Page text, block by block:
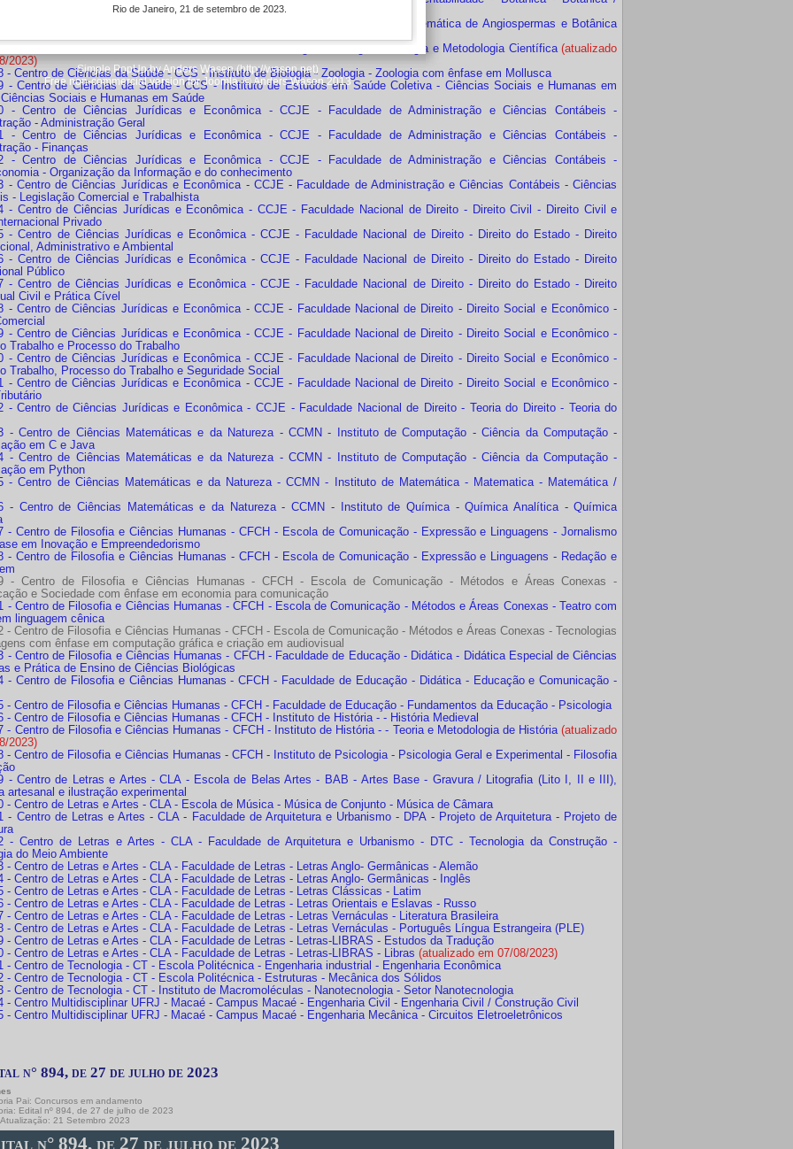
e Taxonomia de Fanerógamas e Micologia
- Centro de Ciências da Saúde - CCS - Instituto de Biologia - Botânica - Sistemática de Angiospermas e Botânica
- Centro de Ciências da Saúde - CCS - Instituto de Biologia - Ecologia - Ecologia e Metodologia Científica (atualizado
2023)
- Centro de Ciências da Saúde - CCS - Instituto de Biologia - Zoologia - Zoologia com ênfase em Mollusca
- Centro de Ciências da Saúde - CCS - Instituto de Estudos em Saúde Coletiva - Ciências Sociais e Humanas em
Sociais e Humanas em Saúde
- Centro de Ciências Jurídicas e Econômica - CCJE - Faculdade de Administração e Ciências Contábeis -
- Administração Geral
- Centro de Ciências Jurídicas e Econômica - CCJE - Faculdade de Administração e Ciências Contábeis -
- Finanças
- Centro de Ciências Jurídicas e Econômica - CCJE - Faculdade de Administração e Ciências Contábeis -
- Organização da Informação e do conhecimento
- Centro de Ciências Jurídicas e Econômica - CCJE - Faculdade de Administração e Ciências Contábeis - Ciências
- Legislação Comercial e Trabalhista
- Centro de Ciências Jurídicas e Econômica - CCJE - Faculdade Nacional de Direito - Direito Civil - Direito Civil e
Privado
- Centro de Ciências Jurídicas e Econômica - CCJE - Faculdade Nacional de Direito - Direito do Estado - Direito
Administrativo e Ambiental
- Centro de Ciências Jurídicas e Econômica - CCJE - Faculdade Nacional de Direito - Direito do Estado - Direito
Público
- Centro de Ciências Jurídicas e Econômica - CCJE - Faculdade Nacional de Direito - Direito do Estado - Direito
Civil e Prática Cível
- Centro de Ciências Jurídicas e Econômica - CCJE - Faculdade Nacional de Direito - Direito Social e Econômico -
- Centro de Ciências Jurídicas e Econômica - CCJE - Faculdade Nacional de Direito - Direito Social e Econômico -
Trabalho e Processo do Trabalho
- Centro de Ciências Jurídicas e Econômica - CCJE - Faculdade Nacional de Direito - Direito Social e Econômico -
Trabalho, Processo do Trabalho e Seguridade Social
- Centro de Ciências Jurídicas e Econômica - CCJE - Faculdade Nacional de Direito - Direito Social e Econômico -
- Centro de Ciências Jurídicas e Econômica - CCJE - Faculdade Nacional de Direito - Teoria do Direito - Teoria do
- Centro de Ciências Matemáticas e da Natureza - CCMN - Instituto de Computação - Ciência da Computação -
em C e Java
- Centro de Ciências Matemáticas e da Natureza - CCMN - Instituto de Computação - Ciência da Computação -
em Python
- Centro de Ciências Matemáticas e da Natureza - CCMN - Instituto de Matemática - Matematica - Matemática /
- Centro de Ciências Matemáticas e da Natureza - CCMN - Instituto de Química - Química Analítica - Química
- Centro de Filosofia e Ciências Humanas - CFCH - Escola de Comunicação - Expressão e Linguagens - Jornalismo
em Inovação e Empreendedorismo
- Centro de Filosofia e Ciências Humanas - CFCH - Escola de Comunicação - Expressão e Linguagens - Redação e
- Centro de Filosofia e Ciências Humanas - CFCH - Escola de Comunicação - Métodos e Áreas Conexas -
e Sociedade com ênfase em economia para comunicação
- Centro de Filosofia e Ciências Humanas - CFCH - Escola de Comunicação - Métodos e Áreas Conexas - Teatro com
linguagem cênica
- Centro de Filosofia e Ciências Humanas - CFCH - Escola de Comunicação - Métodos e Áreas Conexas - Tecnologias
com ênfase em computação gráfica e criação em audiovisual
- Centro de Filosofia e Ciências Humanas - CFCH - Faculdade de Educação - Didática - Didática Especial de Ciências
e Prática de Ensino de Ciências Biológicas
- Centro de Filosofia e Ciências Humanas - CFCH - Faculdade de Educação - Didática - Educação e Comunicação -
- Centro de Filosofia e Ciências Humanas - CFCH - Faculdade de Educação - Fundamentos da Educação - Psicologia
- Centro de Filosofia e Ciências Humanas - CFCH - Instituto de História - - História Medieval
- Centro de Filosofia e Ciências Humanas - CFCH - Instituto de História - - Teoria e Metodologia de História (atualizado
2023)
- Centro de Filosofia e Ciências Humanas - CFCH - Instituto de Psicologia - Psicologia Geral e Experimental - Filosofia
- Centro de Letras e Artes - CLA - Escola de Belas Artes - BAB - Artes Base - Gravura / Litografia (Lito I, II e III),
artesanal e ilustração experimental
- Centro de Letras e Artes - CLA - Escola de Música - Música de Conjunto - Música de Câmara
- Centro de Letras e Artes - CLA - Faculdade de Arquitetura e Urbanismo - DPA - Projeto de Arquitetura - Projeto de
- Centro de Letras e Artes - CLA - Faculdade de Arquitetura e Urbanismo - DTC - Tecnologia da Construção -
do Meio Ambiente
- Centro de Letras e Artes - CLA - Faculdade de Letras - Letras Anglo- Germânicas - Alemão
- Centro de Letras e Artes - CLA - Faculdade de Letras - Letras Anglo- Germânicas - Inglês
- Centro de Letras e Artes - CLA - Faculdade de Letras - Letras Clássicas - Latim
- Centro de Letras e Artes - CLA - Faculdade de Letras - Letras Orientais e Eslavas - Russo
- Centro de Letras e Artes - CLA - Faculdade de Letras - Letras Vernáculas - Literatura Brasileira
- Centro de Letras e Artes - CLA - Faculdade de Letras - Letras Vernáculas - Português Língua Estrangeira (PLE)
- Centro de Letras e Artes - CLA - Faculdade de Letras - Letras-LIBRAS - Estudos da Tradução
- Centro de Letras e Artes - CLA - Faculdade de Letras - Letras-LIBRAS - Libras (atualizado em 07/08/2023)
- Centro de Tecnologia - CT - Escola Politécnica - Engenharia industrial - Engenharia Econômica
- Centro de Tecnologia - CT - Escola Politécnica - Estruturas - Mecânica dos Sólidos
- Centro de Tecnologia - CT - Instituto de Macromoléculas - Nanotecnologia - Setor Nanotecnologia
- Centro Multidisciplinar UFRJ - Macaé - Campus Macaé - Engenharia Civil - Engenharia Civil / Construção Civil
- Centro Multidisciplinar UFRJ - Macaé - Campus Macaé - Engenharia Mecânica - Circuitos Eletroeletrônicos
n° 894, de 27 de julho de 2023
Pai:Concursos em andamento
Edital nº 894, de 27 de julho de 2023
Atualização: 21 Setembro 2023
n° 894, de 27 de julho de 2023
Rio de Janeiro, 21 de setembro de 2023.
Simple PopUp by Anders Wasen (http://wasen.net)
Free non-commercial version for Joomla. © Anders Wasen 2013